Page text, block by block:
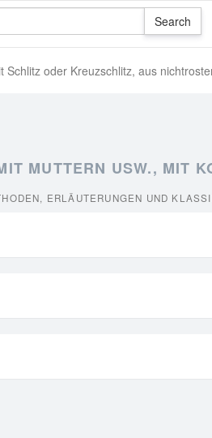
oder Kreuzschlitz, aus
MUTTERN USW., MIT
ERLÄUTERUNGEN UND